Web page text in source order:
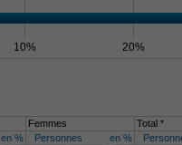
10% 20%
Femmes
Total *
en % Personnes en %